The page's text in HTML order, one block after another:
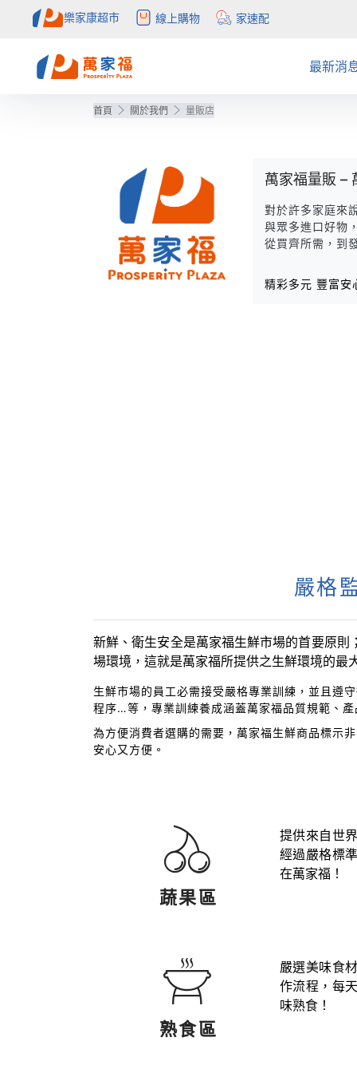
樂家康超市 線上購物 家速配
最新消
注目活動
全部促銷目錄
社會公益
APP
簡介
首頁 關於我們 量販店
萬家福量販 –
對於許多家庭來
與眾多進口好物
從買齊所需，到
精彩多元 豐富安
嚴格
新鮮、衛生安全是萬家福生鮮市場的首要原
場環境，這就是萬家福所提供之生鮮環境的最
生鮮市場的員工必需接受嚴格專業訓練，並且遵
程序…等，專業訓練養成涵蓋萬家福品質規範、
為方便消費者選購的需要，萬家福生鮮商品標示
安心又方便。
蔬果區
提供來自世
經過嚴格標
在萬家福！
熟食區
嚴選美味食
作流程，每
味熟食！